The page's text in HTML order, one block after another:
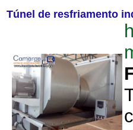
Túnel de resfriamento